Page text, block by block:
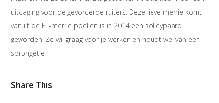
uitdaging voor de gevorderde ruiters. Deze lieve merrie komt
vanuit de ET-merrie poel en is in 2014 een solleypaard
geworden. Ze wil graag voor je werken en houdt wel van een
sprongetje.
Share This